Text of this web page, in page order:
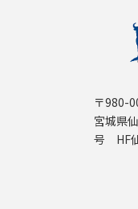
〒980-
宮城県
号 HF